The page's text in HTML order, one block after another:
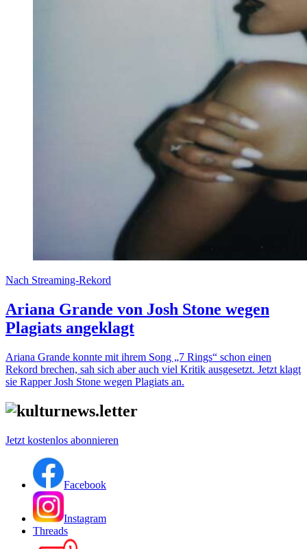
Nach Streaming-Rekord
Ariana Grande von Josh Stone wegen
Plagiats angeklagt
Ariana Grande konnte mit ihrem Song „7 Rings“ schon einen
Rekord brechen, sah sich aber auch viel Kritik ausgesetzt. Jetzt klagt
sie Rapper Josh Stone wegen Plagiats an.
Jetzt kostenlos abonnieren
Facebook
Instagram
Threads